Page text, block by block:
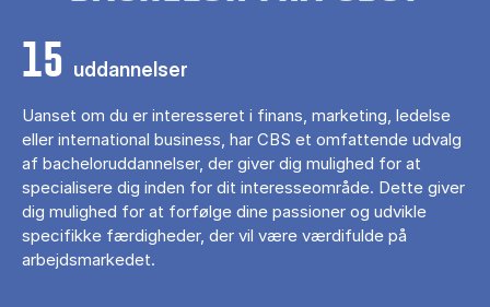
15 uddannelser
Uanset om du er interesseret i finans, marketing, ledelse
eller international business, har CBS et omfattende udvalg
af bacheloruddannelser, der giver dig mulighed for at
specialisere dig inden for dit interesseområde. Dette giver
dig mulighed for at forfølge dine passioner og udvikle
specifikke færdigheder, der vil være værdifulde på
arbejdsmarkedet.